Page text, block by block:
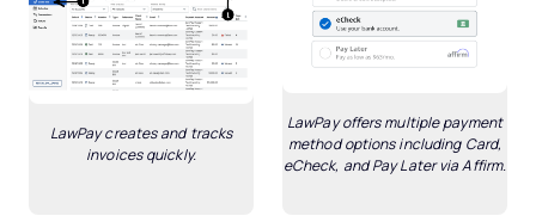
LawPay creates and tracks
invoices quickly.
LawPay offers multiple payment
method options including Card,
eCheck, and Pay Later via Affirm.